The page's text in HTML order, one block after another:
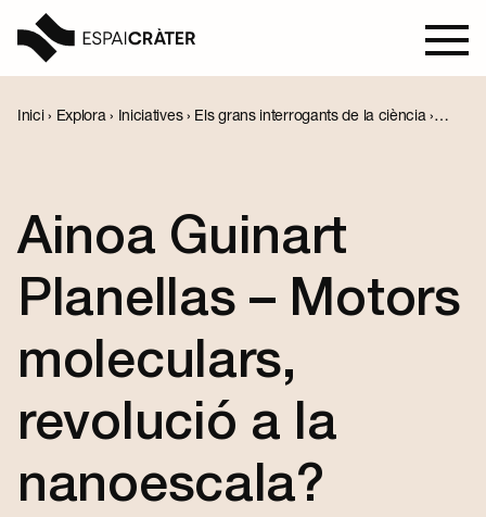
Aprèn
Explora
Programació
Notícies
Contacte
Inici› Explora › Iniciatives› Els grans interrogants de la ciència ›
Ainoa Guinart
Planellas – Motors
moleculars,
revolució a la
nanoescala?